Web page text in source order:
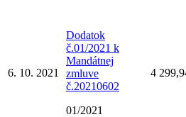
6. 10. 2021
Dodatok
č.01/2021 k
Mandátnej
zmluve
č.20210602
01/2021
4